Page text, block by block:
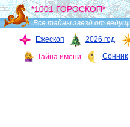
*1001 ГОРОСКОП*
Все тайны звезд от
Ежескоп
2026 год
Тайна имени Сонник